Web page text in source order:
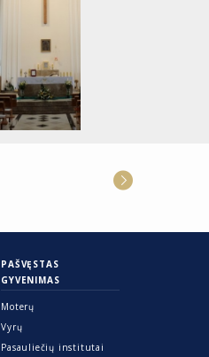
PAŠVĘSTAS
GYVENIMAS
Moterų
Vyrų
Pasauliečių institutai